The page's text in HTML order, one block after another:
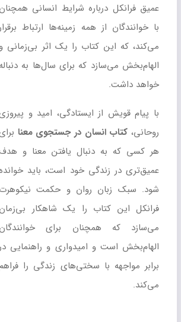
عمیق فرانکل درباره شرایط انسانی همچنان
با خوانندگان از همه زمینه‌ها ارتباط برقرار
می‌کند، که این کتاب را یک اثر بی‌زمانی و
الهام‌بخش می‌سازد که برای سال‌ها به دنباله
خواهد داشت.
با پیام قویش از ایستادگی، امید و پیروزی
روحانی،کتاب انسان در جستجوی معنابرای
هر کسی که به دنبال یافتن معنا و هدف
عمیق‌تری در زندگی خود است، باید خوانده
شود. سبک زبان روان و حکمت نیکوهرت
فرانکل این کتاب را یک شاهکار بی‌زمان
می‌سازد که همچنان برای خوانندگان
الهام‌بخش است و امیدواری و راهنمایی در
برابر مواجهه با سختی‌های زندگی را فراهم